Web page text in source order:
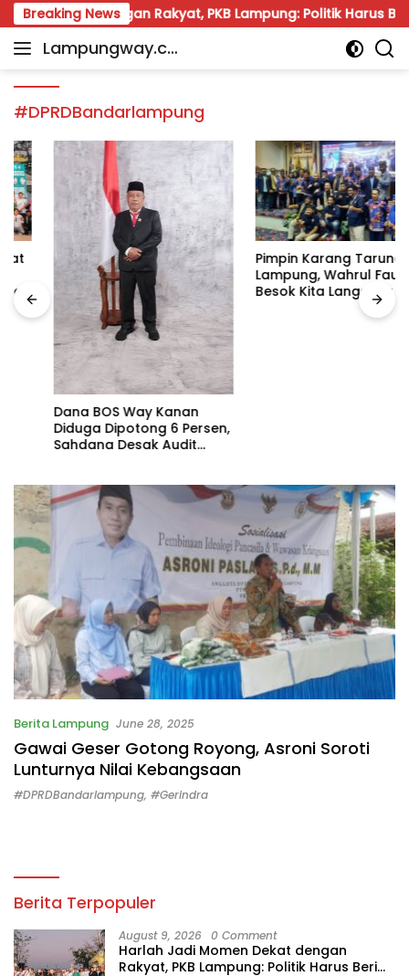
Skip
to
content
Breaking News
dengan Rakyat, PKB Lampung: Politik Harus Beri
Lampungway.co
Portal
Lampung
Terpercaya
dan
Terupdate
#DPRDBandarlampung
Dana BOS Way Kanan
Diduga Dipotong 6 Persen,
Sahdana Desak Audit
Pimpin Karang Taruna
Lampung, Wahrul Fauzi:
Besok Kita Langsung Kerja
Berita Lampung June 28, 2025
Gawai Geser Gotong Royong, Asroni Soroti
Lunturnya Nilai Kebangsaan
#DPRDBandarlampung, #gerindra
Berita Terpopuler
August 9, 2026 0 Comment
Harlah Jadi Momen Dekat dengan
Rakyat, PKB Lampung: Politik Harus Beri